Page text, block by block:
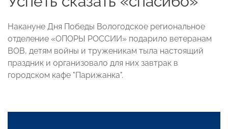
Накануне Дня Победы Вологодское региональное
отделение «ОПОРЫ РОССИИ» подарило ветеранам
ВОВ, детям войны и труженикам тыла настоящий
праздник и организовало для них завтрак в
городском кафе "Парижанка".